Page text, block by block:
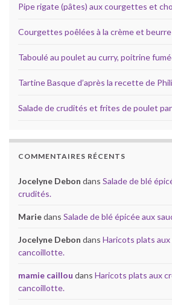
Pipe rigate (pâtes) aux courgettes et
Courgettes poêlées à la crème et
Taboulé au poulet au curry, poitrine
Tartine Basque d’après la recette de
Salade de crudités et frites de poulet
COMMENTAIRES RÉCENTS
Jocelyne Debon dans Salade de blé
crudités.
Mariedans Salade de blé épicée aux
Jocelyne Debon dans Haricots plats
cancoillotte.
mamie caillou dans Haricots plats aux
cancoillotte.